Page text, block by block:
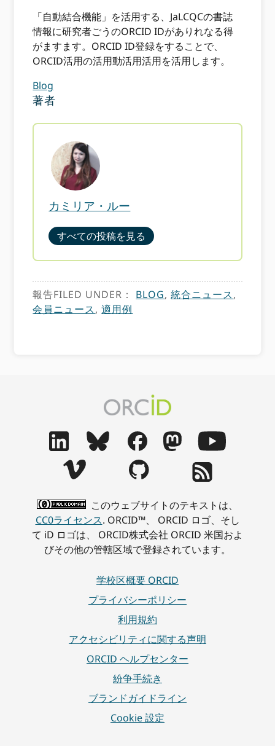
「自動結合機能」を活用する、JaLCQCの書誌
情報に研究者ごうのORCID IDがありれなる得
がますます。ORCID ID登録をすることで、
ORCID活用の活用動活用活用を活用します。
Blog
著者
カミリア・ルー
すべての投稿を見る
報告FILED UNDER： BLOG,統合ニュース,
会員ニュース,適用例
このウェブサイトのテキストは、
CC0ライセンス. ORCID™、 ORCID ロゴ、そし
て iD ロゴは、 ORCID株式会社 ORCID 米国およ
びその他の管轄区域で登録されています。
学校区概要 ORCID
プライバシーポリシー
利用規約
アクセシビリティに関する声明
ORCID ヘルプセンター
紛争手続き
ブランドガイドライン
Cookie 設定